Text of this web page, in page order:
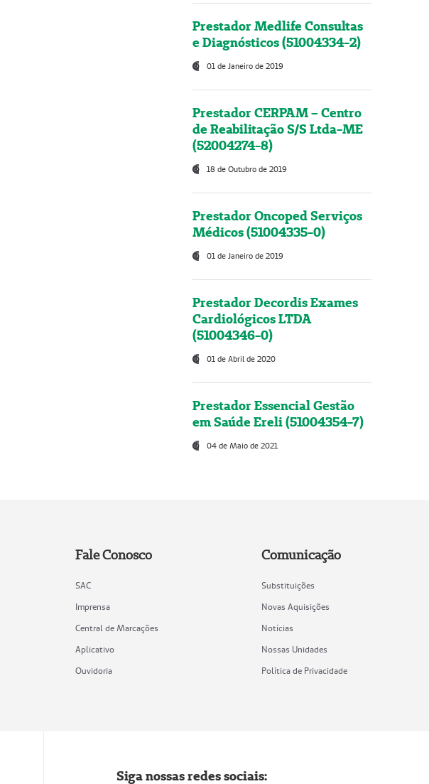
Prestador Medlife Consultas
e Diagnósticos (51004334-2)
01 de Janeiro de 2019
Prestador CERPAM – Centro
de Reabilitação S/S Ltda-ME
(52004274-8)
18 de Outubro de 2019
Prestador Oncoped Serviços
Médicos (51004335-0)
01 de Janeiro de 2019
Prestador Decordis Exames
Cardiológicos LTDA
(51004346-0)
01 de Abril de 2020
Prestador Essencial Gestão
em Saúde Ereli (51004354-7)
04 de Maio de 2021
Fale Conosco
SAC
Imprensa
Central de Marcações
Aplicativo
Ouvidoria
Comunicação
Substituições
Novas Aquisições
Notícias
Nossas Unidades
Política de Privacidade
Siga nossas redes sociais: